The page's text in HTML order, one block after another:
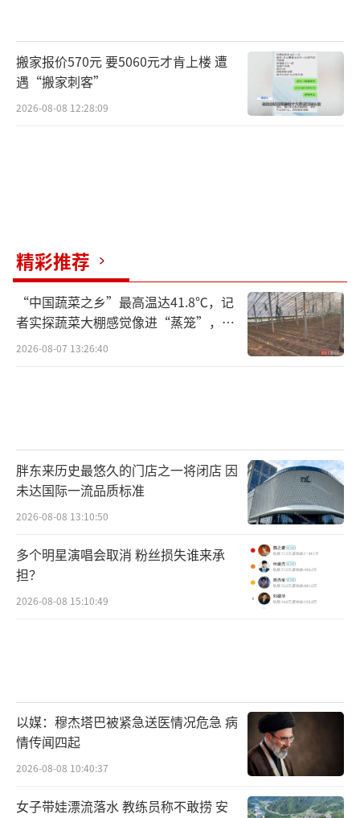
搬家报价570元 要5060元才肯上楼 遭
遇“搬家刺客”
2026-08-08 12:28:09
精彩推荐
“中国蔬菜之乡”最高温达41.8℃，记
者实探蔬菜大棚感觉像进“蒸笼”，有
村民称只能凌晨两点起来干活
2026-08-07 13:26:40
胖东来历史最悠久的门店之一将闭店 因
未达国际一流品质标准
2026-08-08 13:10:50
多个明星演唱会取消 粉丝损失谁来承
担？
2026-08-08 15:10:49
以媒：穆杰塔巴被紧急送医情况危急 病
情传闻四起
2026-08-08 10:40:37
女子带娃漂流落水 教练员称不敢捞 安